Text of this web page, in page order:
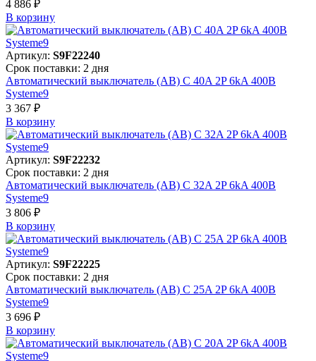
4 886 ₽
В корзинy
Артикул: S9F22240
Срок поставки: 2 дня
Автоматический выключатель (АВ) C 40A 2P 6kA 400В
Systeme9
3 367 ₽
В корзинy
Артикул: S9F22232
Срок поставки: 2 дня
Автоматический выключатель (АВ) C 32A 2P 6kA 400В
Systeme9
3 806 ₽
В корзинy
Артикул: S9F22225
Срок поставки: 2 дня
Автоматический выключатель (АВ) C 25A 2P 6kA 400В
Systeme9
3 696 ₽
В корзинy